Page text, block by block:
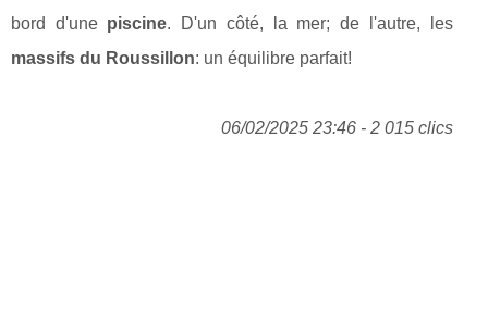
bord d'une piscine. D'un côté, la mer; de l'autre, les
massifs du Roussillon: un équilibre parfait!
06/02/2025 23:46 - 2 015 clics